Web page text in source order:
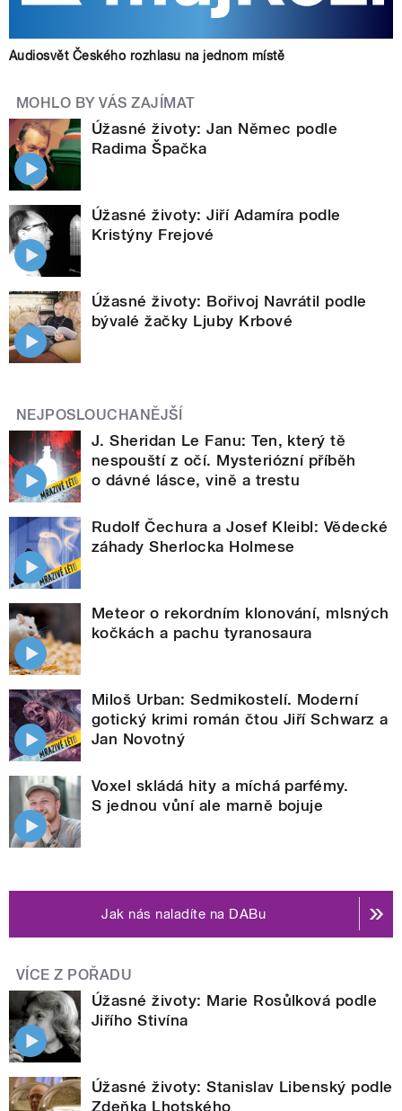
Audiosvět Českého rozhlasu na jednom místě
MOHLO BY VÁS ZAJÍMAT
Úžasné životy: Jan Němec podle
Radima Špačka
Úžasné životy: Jiří Adamíra podle
Kristýny Frejové
Úžasné životy: Bořivoj Navrátil podle
bývalé žačky Ljuby Krbové
NEJPOSLOUCHANĚJŠÍ
J. Sheridan Le Fanu: Ten, který tě
nespouští z očí. Mysteriózní příběh
o dávné lásce, vině a trestu
Rudolf Čechura a Josef Kleibl: Vědecké
záhady Sherlocka Holmese
Meteor o rekordním klonování, mlsných
kočkách a pachu tyranosaura
Miloš Urban: Sedmikostelí. Moderní
gotický krimi román čtou Jiří Schwarz a
Jan Novotný
Voxel skládá hity a míchá parfémy.
S jednou vůní ale marně bojuje
Jak nás naladíte na DABu
VÍCE Z POŘADU
Úžasné životy: Marie Rosůlková podle
Jiřího Stivína
Úžasné životy: Stanislav Libenský podle
Zdeňka Lhotského